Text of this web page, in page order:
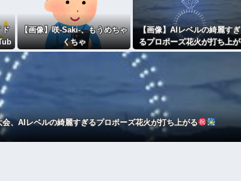
ド
…
【画像】咲-Saki-、もうめちゃ
くちゃ
【画像】AIレベルの綺麗すぎ
るプロポーズ花火が打ち上が
る
会、AIレベルの綺麗すぎるプロポーズ花火が打ち上がる